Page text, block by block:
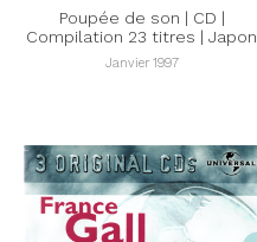
Poupée de son | CD |
Compilation 23 titres | Japon
Janvier 1997